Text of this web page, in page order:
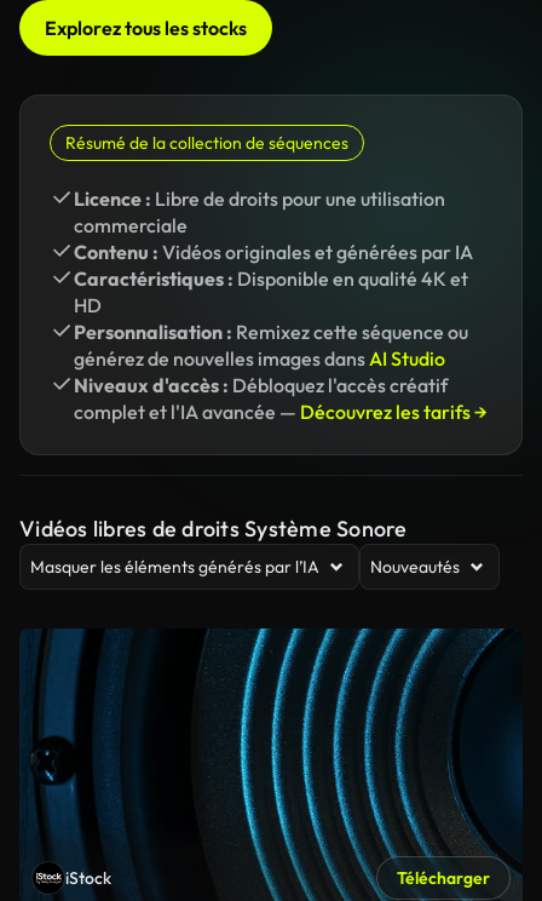
Explorez tous les stocks
Résumé de la collection de séquences
Licence : Libre de droits pour une utilisation
commerciale
Contenu : Vidéos originales et générées par IA
Caractéristiques : Disponible en qualité 4K et
HD
Personnalisation : Remixez cette séquence ou
générez de nouvelles images dansAI Studio
Niveaux d'accès : Débloquez l'accès créatif
complet et l'IA avancée — Découvrez les tarifs →
Vidéos libres de droits Système Sonore
Masquer les éléments générés par l’IA Nouveautés
iStock Télécharger